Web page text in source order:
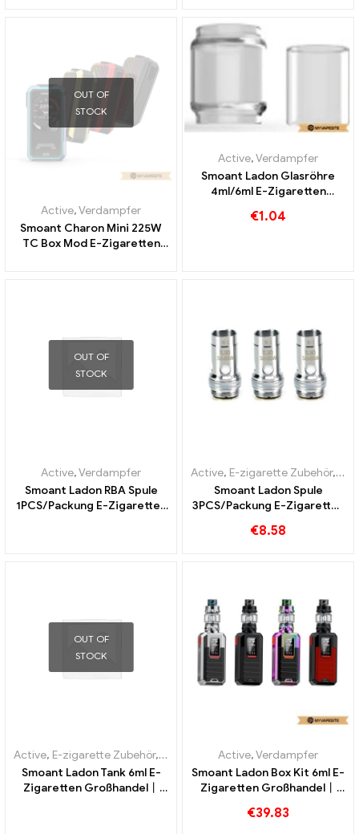
OUT OF
STOCK
Active,Verdampfer
Smoant Charon Mini 225W
TC Box Mod E-Zigaretten
Active,Verdampfer
Smoant Ladon Glasröhre
4ml/6ml E-Zigaretten
€1.04
OUT OF
STOCK
Active,Verdampfer
Smoant Ladon RBA Spule
1PCS/Packung E-Zigaretten
Active, E-zigarette Zubehör,
Smoant Ladon Spule
3PCS/Packung E-Zigaretten
€8.58
OUT OF
STOCK
Active, E-zigarette Zubehör, Verdampfer
Smoant Ladon Tank 6ml E-
Zigaretten Großhandel丨
Active,Verdampfer
Smoant Ladon Box Kit 6ml E-
Zigaretten Großhandel丨
€39.83